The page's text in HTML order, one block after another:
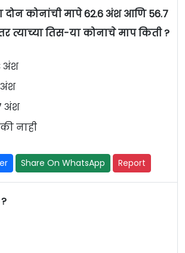
दोन कोनांची मापे 62.6 अंश आणि 56.7
त्याच्या तिस-या कोनाचे माप किती ?
अंश
अंश
अंश
नाही
Share On WhatsApp Report